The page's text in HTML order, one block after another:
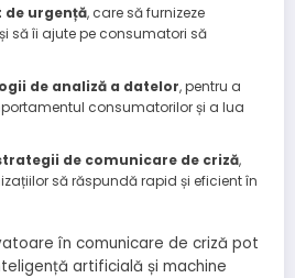
de urgență, care să furnizeze
să îi ajute pe consumatori să
de analiză a datelor, pentru a
consumatorilor și a lua
de comunicare de criză,
să răspundă rapid și eficient în
în comunicare de criză pot
artificială și machine